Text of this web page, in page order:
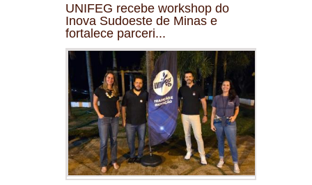
UNIFEG recebe workshop do
Inova Sudoeste de Minas e
fortalece parceri...